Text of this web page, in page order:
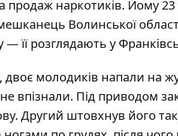
продаж наркотиків. Йому 23
Волинської
— її розглядають у
двоє молодиків напали на
впізнали. Під приводом
Другий штовхнув його